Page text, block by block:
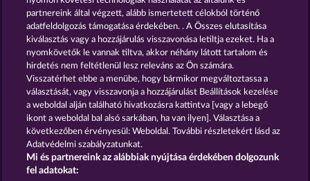
A cég GYIK Facebook Blog
Visszavonási kérelem benyújtása
A közösségi kaszinójátékok kizárólag szórakoztatási
célt szolgálnak, és azok egyáltalán nem
befolyásolják, hogy a játékos a jövőben valódi
pénzzel mennyire lesz sikeres a szerencsejáték
partnereink által végzett, alább ismertetett célokból történő
adatfeldolgozás támogatása érdekében. . A Összes elutasítása
kiválasztás vagy a hozzájárulás visszavonása letiltja ezeket. Ha a
nyomkövetők le vannak tiltva, akkor néhány látott tartalom és
hirdetés nem feltétlenül lesz releváns az Ön számára.
Visszatérhet ebbe a menübe, hogy bármikor megváltoztassa a
választását, vagy visszavonja a hozzájárulást Beállítások kezelése
a weboldal alján található hivatkozásra kattintva [vagy a lebegő
ikont a weboldal bal alsó sarkában, ha van ilyen]. Választása a
következőben érvényesül: Weboldal. További részletekért lásd az
Adatvédelmi szabályzatunkat.
Mi és partnereink az alábbiak nyújtása érdekében dolgozunk
fel adatokat: